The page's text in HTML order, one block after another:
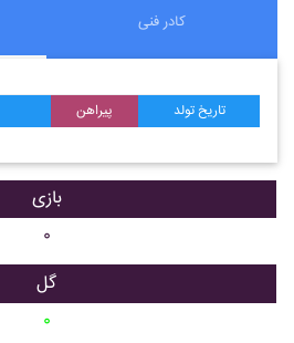
کادر فنی
پیراهن تاریخ تولد
بازی
۰
گل
۰